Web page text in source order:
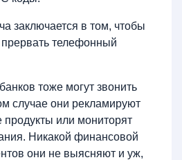
заключается в том, чтобы
телефонный
тоже могут звонить
случае они рекламируют
или мониторят
Никакой финансовой
они не выясняют и уж,